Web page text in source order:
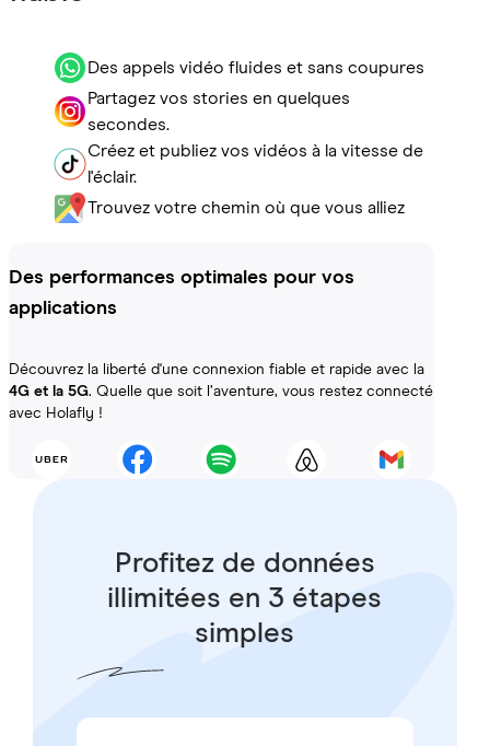
Des appels vidéo fluides et sans coupures
Partagez vos stories en quelques
secondes.
Créez et publiez vos vidéos à la vitesse de
l'éclair.
Trouvez votre chemin où que vous alliez
Des performances optimales pour vos
applications
Découvrez la liberté d'une connexion fiable et rapide avec la
4G et la 5G. Quelle que soit l’aventure, vous restez connecté
avec Holafly !
Profitez de données
illimitées en 3 étapes
simples